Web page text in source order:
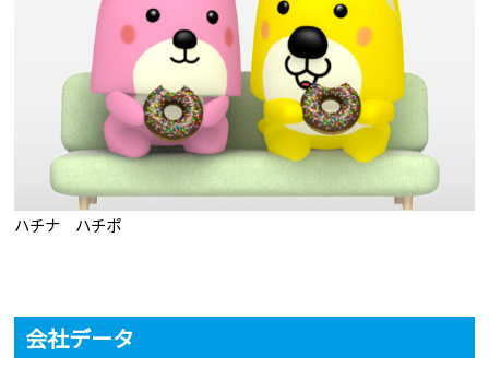
ハチナ ハチポ
会社データ